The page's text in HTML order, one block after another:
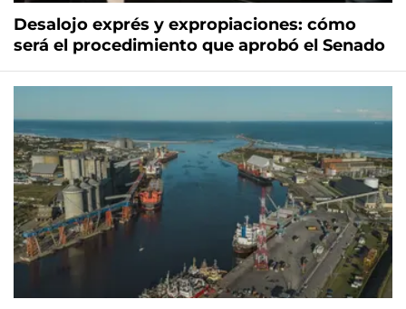
Desalojo exprés y expropiaciones: cómo
será el procedimiento que aprobó el Senado